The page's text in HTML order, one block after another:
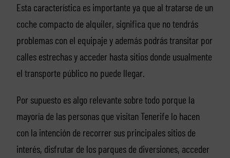
Esta característica es importante ya que al tratarse de un
coche compacto de alquiler, significa que no tendrás
problemas con el equipaje y además podrás transitar por
calles estrechas y acceder hasta sitios donde usualmente
el transporte público no puede llegar.
Por supuesto es algo relevante sobre todo porque la
mayoría de las personas que visitan Tenerife lo hacen
con la intención de recorrer sus principales sitios de
interés, disfrutar de los parques de diversiones, acceder